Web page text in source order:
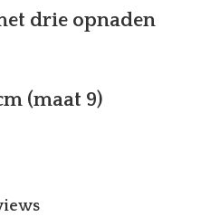
drie opnaden
(maat 9)